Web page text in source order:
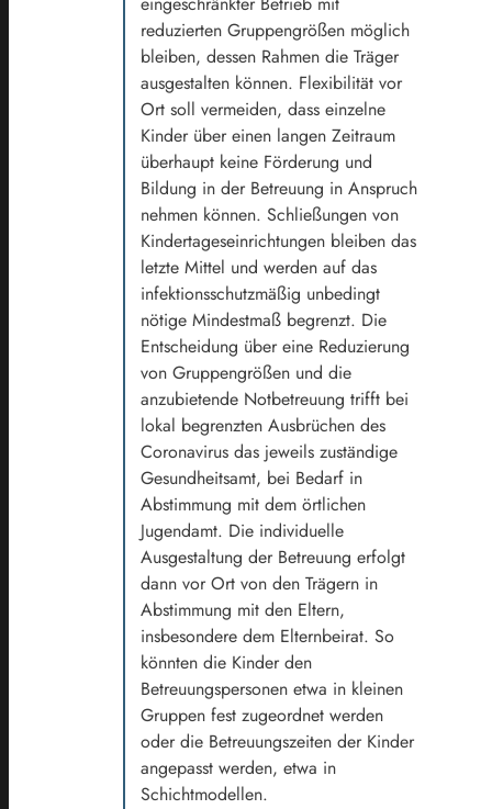
reduzierten Gruppengrößen möglich
bleiben, dessen Rahmen die Träger
ausgestalten können. Flexibilität vor
Ort soll vermeiden, dass einzelne
Kinder über einen langen Zeitraum
überhaupt keine Förderung und
Bildung in der Betreuung in Anspruch
nehmen können. Schließungen von
Kindertageseinrichtungen bleiben das
letzte Mittel und werden auf das
infektionsschutzmäßig unbedingt
nötige Mindestmaß begrenzt. Die
Entscheidung über eine Reduzierung
von Gruppengrößen und die
anzubietende Notbetreuung trifft bei
lokal begrenzten Ausbrüchen des
Coronavirus das jeweils zuständige
Gesundheitsamt, bei Bedarf in
Abstimmung mit dem örtlichen
Jugendamt. Die individuelle
Ausgestaltung der Betreuung erfolgt
dann vor Ort von den Trägern in
Abstimmung mit den Eltern,
insbesondere dem Elternbeirat. So
könnten die Kinder den
Betreuungspersonen etwa in kleinen
Gruppen fest zugeordnet werden
oder die Betreuungszeiten der Kinder
angepasst werden, etwa in
Schichtmodellen.